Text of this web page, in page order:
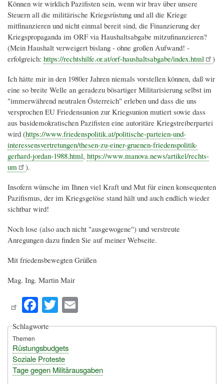
Können wir wirklich Pazifisten sein, wenn wir brav über unsere
Steuern all die militärische Kriegsrüstung und all die Kriege
mitfinanzieren und nicht einmal bereit sind, die Finanzierung der
Kriegspropaganda im ORF via Haushaltsabgabe mitzufinanzieren?
(Mein Haushalt verweigert bislang - ohne großen Aufwand! -
erfolgreich: https://rechtshilfe.or.at/orf-haushaltsabgabe/index.html
)
Ich hätte mir in den 1980er Jahren niemals vorstellen können, daß wir
eine so breite Welle an geradezu bösartiger Militarisierung selbst im
"immerwährend neutralen Österreich" erleben und dass die uns
versprochen EU Friedensunion zur Kriegsunion mutiert sowie dass
aus basidemokratischen Pazifisten eine autoritäre Kriegstreiberpartei
wird (https://www.friedenspolitik.at/politische-parteien-und-
interessensvertretungen/thesen-zu-einer-gruenen-friedenspolitik-
gerhard-jordan-1988.html, https://www.manova.news/artikel/rechts-
um
).
Insofern wünsche im Ihnen viel Kraft und Mut für einen konsequenten
Pazifismus, der im Kriegsgetöse stand hält und auch endlich wieder
sichtbar wird!
Noch lose (also auch nicht "ausgewogene") und verstreute
Anregungen dazu finden Sie auf meiner Webseite.
Mit friedensbewegten Grüßen
Mag. Ing. Martin Mair
Fa
ce
bo
ok
T
wi
r
Schlagworte
Themen
Rüstungsbudgets
Soziale Proteste
Tage gegen Militärausgaben